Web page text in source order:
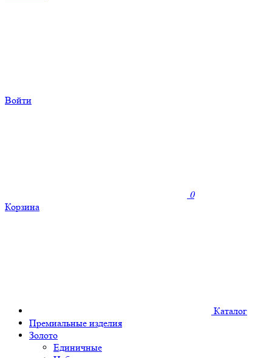
Войти
0
Корзина
Каталог
Премиальные изделия
Золото
Единичные